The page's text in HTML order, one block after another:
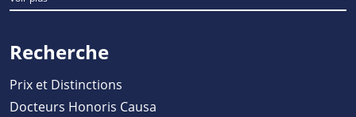
Recherche
Prix et Distinctions
Docteurs Honoris Causa